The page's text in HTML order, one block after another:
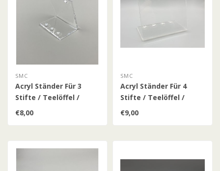
SMC
Acryl Ständer Für 3
Stifte / Teelöffel /
Patronenhülsen /
€8,00
SMC
Acryl Ständer Für 4
Stifte / Teelöffel /
Patronenhülsen /
€9,00